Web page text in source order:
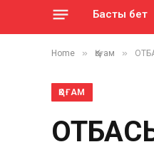
Басты бет
Home » Қоғам »
ҚОҒАМ